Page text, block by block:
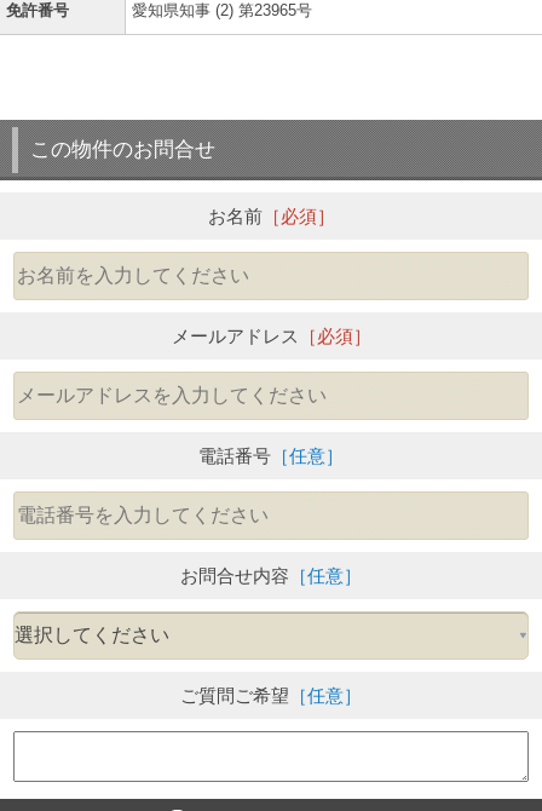
免許番号 愛知県知事 (2) 第23965号
この物件のお問合せ
お名前［必須］
メールアドレス ［必須］
電話番号 ［任意］
お問合せ内容 ［任意］
ご質問ご希望 ［任意］